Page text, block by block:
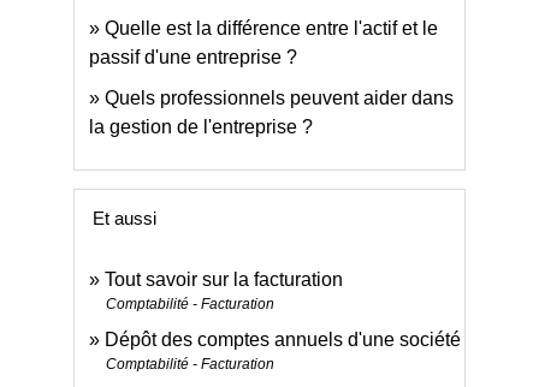
Quelle est la différence entre l'actif et le
passif d'une entreprise ?
Quels professionnels peuvent aider dans
la gestion de l'entreprise ?
Et aussi
Tout savoir sur la facturation
Comptabilité - Facturation
Dépôt des comptes annuels d'une société
Comptabilité - Facturation